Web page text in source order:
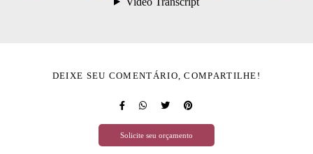
DEIXE SEU COMENTÁRIO, COMPARTILHE!
Solicite seu orçamento